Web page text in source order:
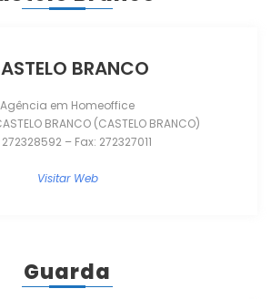
BRANCO
Agência em Homeoffice
BRANCO (CASTELO BRANCO)
– Fax: 272327011
Visitar Web
Guarda